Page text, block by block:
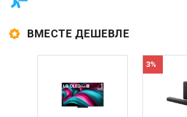
ВМЕСТЕ ДЕШЕВЛЕ
3%